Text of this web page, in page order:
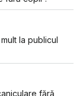
la publicul
fără